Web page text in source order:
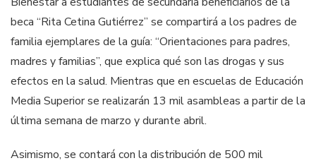
beca “Rita Cetina Gutiérrez” se compartirá a los padres de
familia ejemplares de la guía: “Orientaciones para padres,
madres y familias”, que explica qué son las drogas y sus
efectos en la salud. Mientras que en escuelas de Educación
Media Superior se realizarán 13 mil asambleas a partir de la
última semana de marzo y durante abril.
Asimismo, se contará con la distribución de 500 mil